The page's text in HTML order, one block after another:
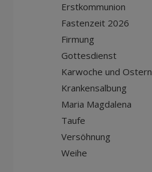
Erstkommunion
Fastenzeit 2026
Firmung
Gottesdienst
Karwoche und Ostern
Krankensalbung
Maria Magdalena
Taufe
Versöhnung
Weihe